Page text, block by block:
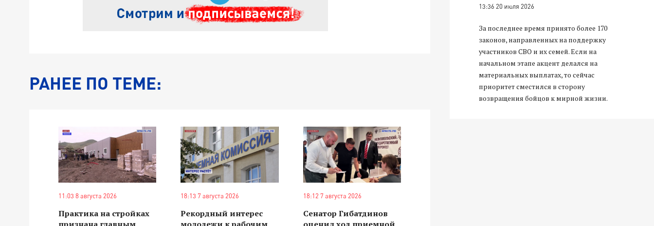
РАНЕЕ ПО ТЕМЕ:
11:03 8 августа 2026
Практика на стройках
18:13 7 августа 2026
Рекордный интерес
18:12 7 августа 2026
Сенатор Гибатдинов
Владимир Якушев сопровождает грузы
13:36 20 июля 2026
За последнее время принято более 170
законов, направленных на поддержку
участников СВО и их семей. Если на
начальном этапе акцент делался на
материальных выплатах, то сейчас
приоритет сместился в сторону
возвращения бойцов к мирной жизни.